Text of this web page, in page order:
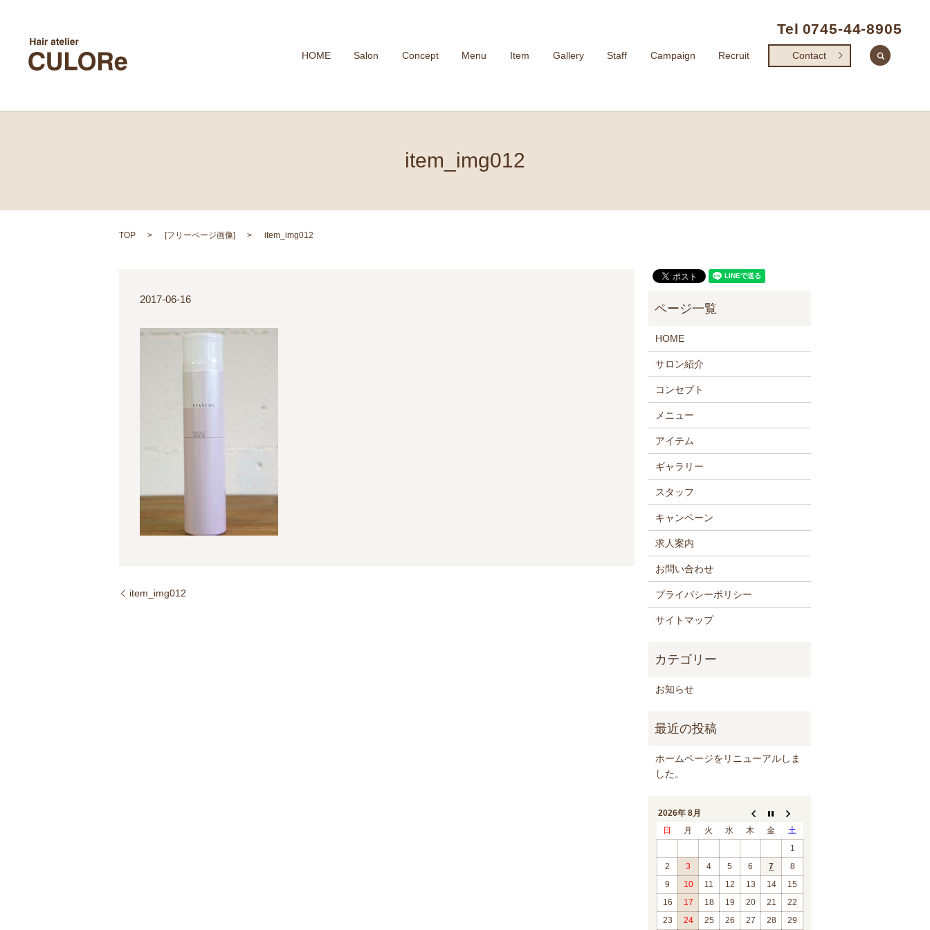
Tel 0745-44-8905
HOME Salon Concept Menu Item Gallery Staff Campaign Recruit Contact search
item_img012
TOP [フリーページ画像] item_img012
2017-06-16
item_img012
HOME
サロン紹介
コンセプト
メニュー
アイテム
ギャラリー
スタッフ
キャンペーン
求人案内
お問い合わせ
プライバシーポリシー
サイトマップ
お知らせ
ホームページをリニューアルしま
した。
2026年 8月
日
月 火 水 木 金
土
1
2
3 4 5 6 7
8
9
10 11 12 13 14
15
16
17 18 19 20 21
22
23
24 25 26 27 28 29